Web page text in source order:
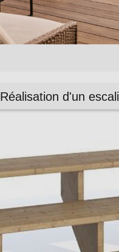
Réalisation d'un